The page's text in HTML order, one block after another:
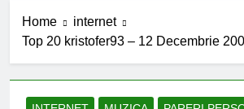
Mesajul meu
an școlar: fără
fără fondul
și
Home
internet
Top 20 kristofer93 – 12 Decembrie